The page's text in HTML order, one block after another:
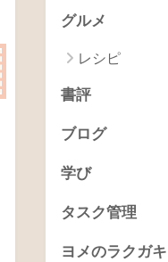
グルメ
レシピ
書評
ブログ
学び
タスク管理
ヨメのラクガキ